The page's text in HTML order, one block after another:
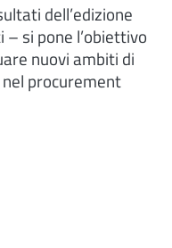
dell’edizione
si pone l’obiettivo
nuovi ambiti di
procurement